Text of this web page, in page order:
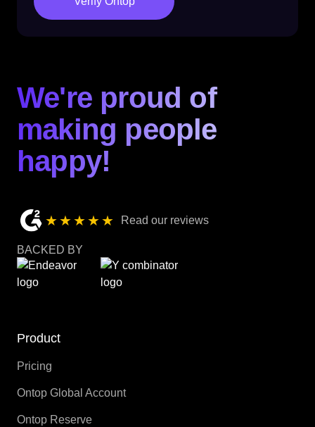
We're proud of
making people
happy!
★★★★★ Read our reviews
BACKED BY
Product
Pricing
Ontop Global Account
Ontop Reserve